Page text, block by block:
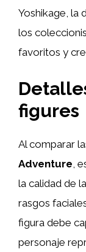
Yoshikage, la
los
favoritos y
figures
Al comparar
Adventure ,
la calidad de
rasgos
figura debe
personaje